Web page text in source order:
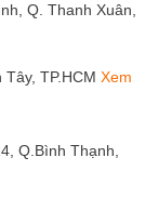
Q. Thanh Xuân,
TP.HCM Xem
Q.Bình Thạnh,